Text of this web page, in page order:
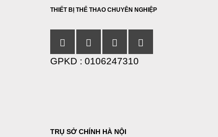
THIẾT BỊ THỂ THAO CHUYÊN NGHIỆP
GPKD : 0106247310
TRỤ SỞ CHÍNH HÀ NỘI